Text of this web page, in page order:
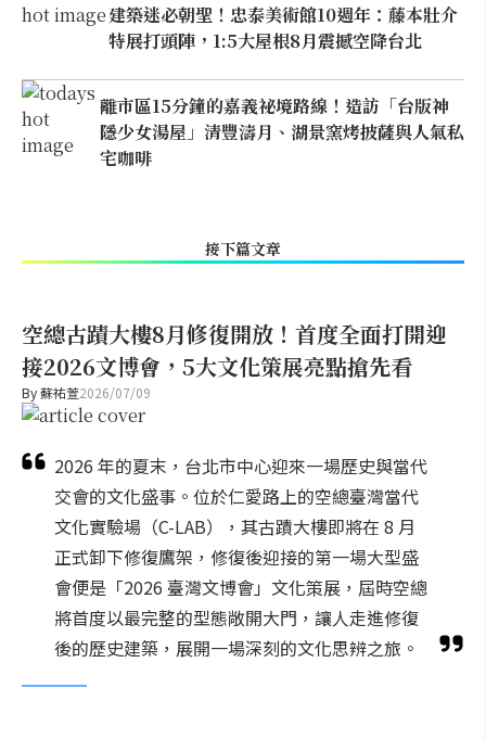
建築迷必朝聖！忠泰美術館10週年：藤本壯介
特展打頭陣，1:5大屋根8月震撼空降台北
離市區15分鐘的嘉義祕境路線！造訪「台版神
隱少女湯屋」清豐濤月、湖景窯烤披薩與人氣私
宅咖啡
接下篇文章
空總古蹟大樓8月修復開放！首度全面打開迎
接2026文博會，5大文化策展亮點搶先看
By蘇祐萱2026/07/09
2026 年的夏末，台北市中心迎來一場歷史與當代
交會的文化盛事。位於仁愛路上的空總臺灣當代
文化實驗場（C-LAB），其古蹟大樓即將在 8 月
正式卸下修復鷹架，修復後迎接的第一場大型盛
會便是「2026 臺灣文博會」文化策展，屆時空總
將首度以最完整的型態敞開大門，讓人走進修復
後的歷史建築，展開一場深刻的文化思辨之旅。